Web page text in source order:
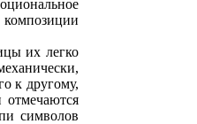
композиции
их легко
к другому,
символов